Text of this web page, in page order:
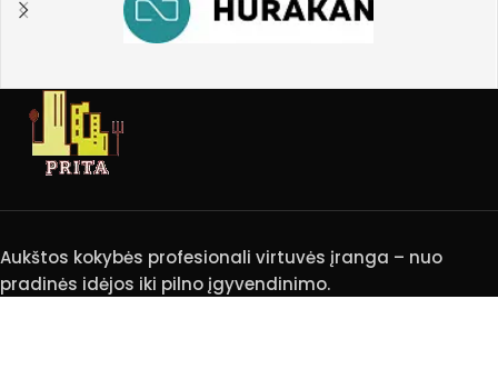
Aukštos kokybės profesionali virtuvės įranga – nuo
pradinės idėjos iki pilno įgyvendinimo.